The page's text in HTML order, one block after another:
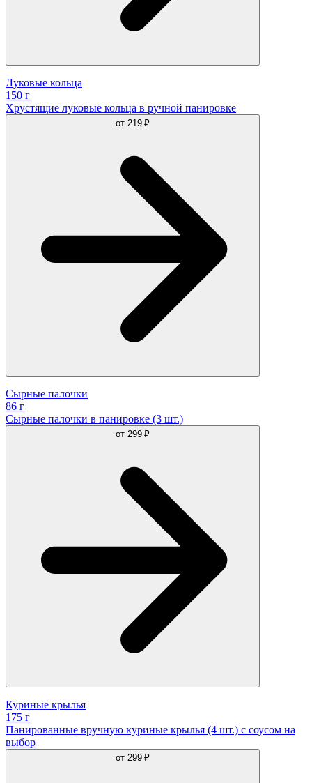
Луковые кольца
150 г
Хрустящие луковые кольца в ручной панировке
от 219 ₽
Сырные палочки
86 г
Сырные палочки в панировке (3 шт.)
от 299 ₽
Куриные крылья
175 г
Панированные вручную куриные крылья (4 шт.) с соусом на
выбор
от 299 ₽